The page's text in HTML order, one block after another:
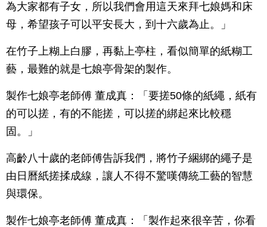
為大家都有子女，所以我們會用這天來拜七娘媽和床
母，希望孩子可以平安長大，到十六歲為止。」
在竹子上糊上白膠，再黏上亭柱，看似簡單的紙糊工
藝，最難的就是七娘亭骨架的製作。
製作七娘亭老師傅 董成真：「要搓50條的紙繩，紙有
的可以搓，有的不能搓，可以搓的綁起來比較穩
固。」
高齡八十歲的老師傅告訴我們，將竹子綑綁的繩子是
由日曆紙搓揉成線，讓人不得不驚嘆傳統工藝的智慧
與環保。
製作七娘亭老師傅 董成真：「製作起來很辛苦，你看